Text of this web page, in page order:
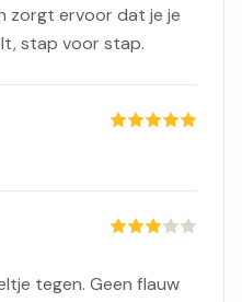
zorgt ervoor dat je je
stap voor stap.
tegen. Geen flauw